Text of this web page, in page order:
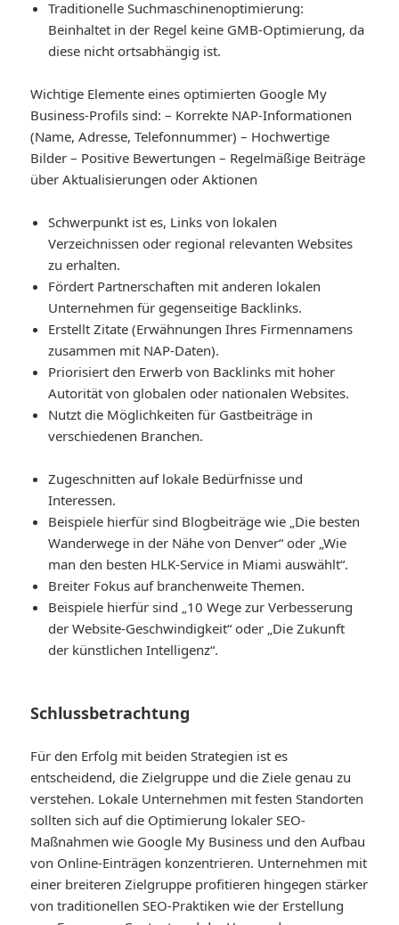
Traditionelle Suchmaschinenoptimierung:
Beinhaltet in der Regel keine GMB-Optimierung, da
diese nicht ortsabhängig ist.
Wichtige Elemente eines optimierten Google My
Business-Profils sind: – Korrekte NAP-Informationen
(Name, Adresse, Telefonnummer) – Hochwertige
Bilder – Positive Bewertungen – Regelmäßige Beiträge
über Aktualisierungen oder Aktionen
Schwerpunkt ist es, Links von lokalen
Verzeichnissen oder regional relevanten Websites
zu erhalten.
Fördert Partnerschaften mit anderen lokalen
Unternehmen für gegenseitige Backlinks.
Erstellt Zitate (Erwähnungen Ihres Firmennamens
zusammen mit NAP-Daten).
Priorisiert den Erwerb von Backlinks mit hoher
Autorität von globalen oder nationalen Websites.
Nutzt die Möglichkeiten für Gastbeiträge in
verschiedenen Branchen.
Zugeschnitten auf lokale Bedürfnisse und
Interessen.
Beispiele hierfür sind Blogbeiträge wie „Die besten
Wanderwege in der Nähe von Denver“ oder „Wie
man den besten HLK-Service in Miami auswählt“.
Breiter Fokus auf branchenweite Themen.
Beispiele hierfür sind „10 Wege zur Verbesserung
der Website-Geschwindigkeit“ oder „Die Zukunft
der künstlichen Intelligenz“.
Schlussbetrachtung
Für den Erfolg mit beiden Strategien ist es
entscheidend, die Zielgruppe und die Ziele genau zu
verstehen. Lokale Unternehmen mit festen Standorten
sollten sich auf die Optimierung lokaler SEO-
Maßnahmen wie Google My Business und den Aufbau
von Online-Einträgen konzentrieren. Unternehmen mit
einer breiteren Zielgruppe profitieren hingegen stärker
von traditionellen SEO-Praktiken wie der Erstellung